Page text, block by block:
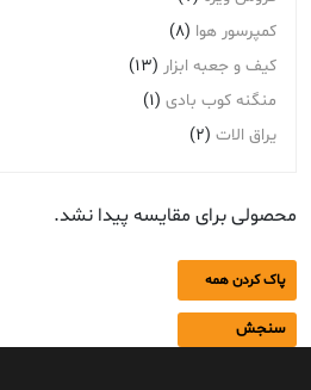
کمپرسور هوا (8)
کیف و جعبه ابزار (13)
منگنه کوب بادی (1)
یراق الات (2)
محصولی برای مقایسه پیدا نشد.
پاک کردن همه
سنجش